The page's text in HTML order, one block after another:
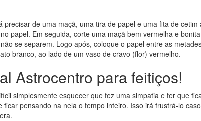
precisar de uma maçã, uma tira de papel e uma fita de cetim
papel. Em seguida, corte uma maçã bem vermelha e
se separem. Logo após, coloque o papel entre as
branco, ao lado de um vaso de cravo (flor) vermelho.
Astrocentro para feitiços!
simplesmente esquecer que fez uma simpatia e ter que
ficar pensando na nela o tempo inteiro. Isso irá frustrá-lo